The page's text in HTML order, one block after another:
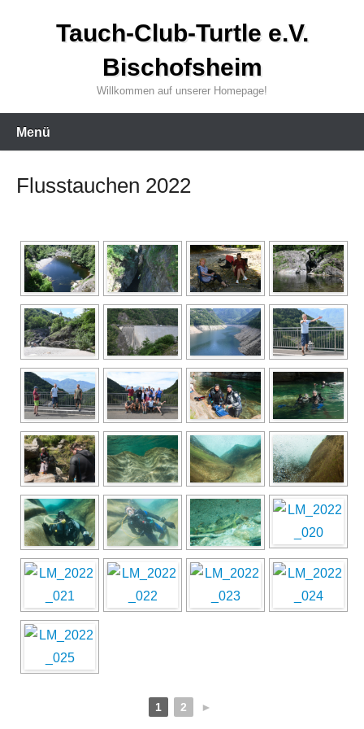
Tauch-Club-Turtle e.V.
Bischofsheim
Willkommen auf unserer Homepage!
Menü
Flusstauchen 2022
1 2 ►